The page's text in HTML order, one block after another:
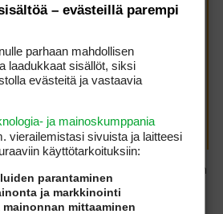
niin pääset koko
huomista! Aivan
pörssin kautta saa lippuja
vähän samanlainen juttu kun kaivarin
ja hurraamaan!! Pelipaikka on vähän
– evästeillä parempi
parhaan mahdollisen
laadukkaat sisällöt, siksi
evästeitä ja vastaavia
ja mainoskumppania
vierailemis­tasi sivuista ja laitteesi
käyttötarkoituksiin:
parantaminen
ja markkinointi
mainonnan mittaaminen